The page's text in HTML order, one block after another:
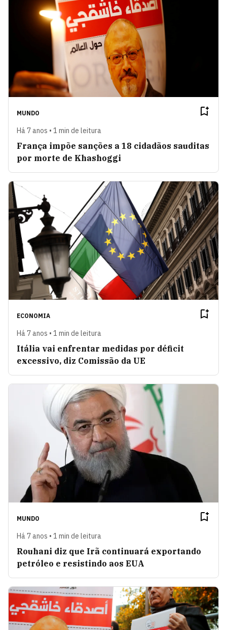
MUNDO
Há 7 anos • 1 min de leitura
França impõe sanções a 18 cidadãos sauditas
por morte de Khashoggi
ECONOMIA
Há 7 anos • 1 min de leitura
Itália vai enfrentar medidas por déficit
excessivo, diz Comissão da UE
MUNDO
Há 7 anos • 1 min de leitura
Rouhani diz que Irã continuará exportando
petróleo e resistindo aos EUA